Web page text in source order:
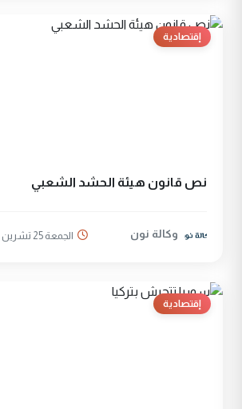
إقتصادية
نص قانون هيئة الحشد الشعبي
وكالة نون الجمعة 25 تشرين الثاني 2016
إقتصادية